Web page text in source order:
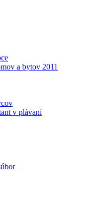
a bytov 2011
v plávaní